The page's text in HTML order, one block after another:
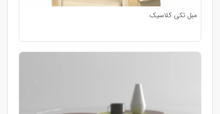
مبل تکی کلاسیک